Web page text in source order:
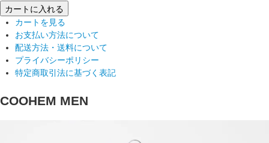
カートに入れる
カートを見る
お支払い方法について
配送方法・送料について
プライバシーポリシー
特定商取引法に基づく表記
COOHEM MEN